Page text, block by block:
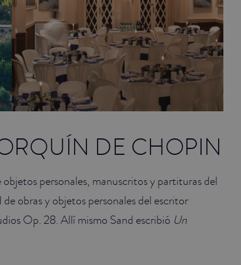
DE CHOPIN
personales, manuscritos y partituras del
obras y objetos personales del escritor
Op. 28. Allí mismo Sand escribió Un